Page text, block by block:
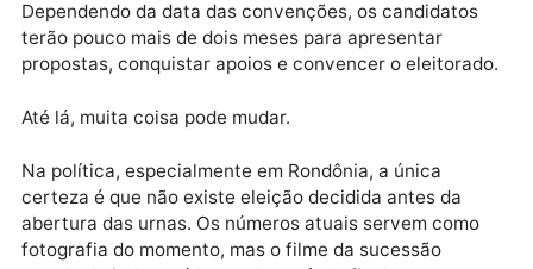
Há ainda outros pré-candidatos que continuam
percorrendo Rondônia, conversando com a
Samuel Costa e Luiz Carlos Teodoro. E ninguém
descarta a possibilidade de surgirem novas
candidaturas até o fechamento do prazo eleitoral.
O tempo oficial de campanha será relativamente